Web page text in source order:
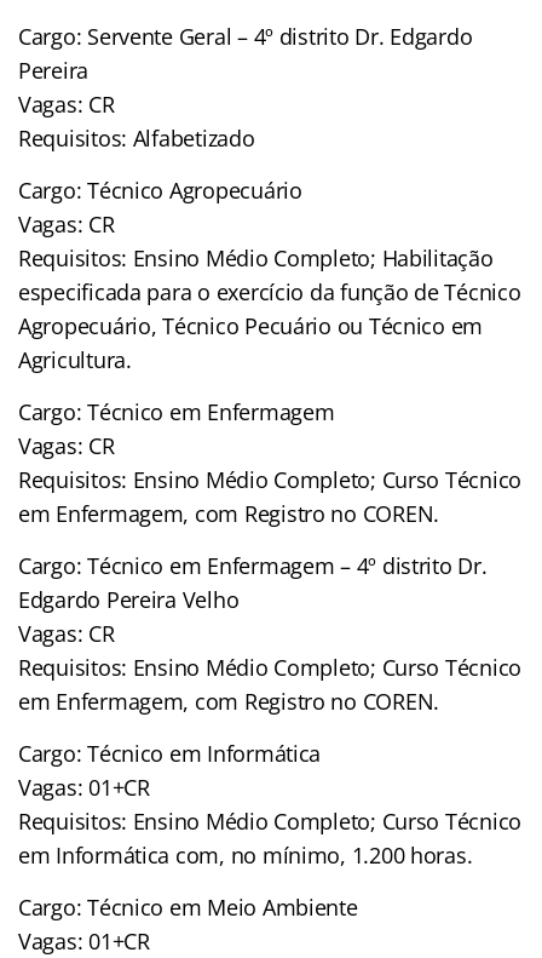
Cargo: Servente Geral – 4º distrito Dr. Edgardo
Pereira
Vagas: CR
Requisitos: Alfabetizado
Cargo: Técnico Agropecuário
Vagas: CR
Requisitos: Ensino Médio Completo; Habilitação
especificada para o exercício da função de Técnico
Agropecuário, Técnico Pecuário ou Técnico em
Agricultura.
Cargo: Técnico em Enfermagem
Vagas: CR
Requisitos: Ensino Médio Completo; Curso Técnico
em Enfermagem, com Registro no COREN.
Cargo: Técnico em Enfermagem – 4º distrito Dr.
Edgardo Pereira Velho
Vagas: CR
Requisitos: Ensino Médio Completo; Curso Técnico
em Enfermagem, com Registro no COREN.
Cargo: Técnico em Informática
Vagas: 01+CR
Requisitos: Ensino Médio Completo; Curso Técnico
em Informática com, no mínimo, 1.200 horas.
Cargo: Técnico em Meio Ambiente
Vagas: 01+CR